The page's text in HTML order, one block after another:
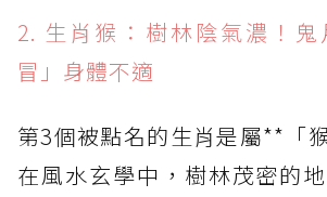
2. 生肖猴：樹林陰氣濃！
冒」身體不適
第3個被點名的生肖是屬**「
在風水玄學中，樹林茂密的